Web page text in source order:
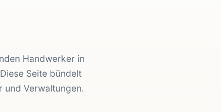
Handwerker in
Seite bündelt
und Verwaltungen.